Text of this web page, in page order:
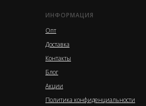
ИНФОРМАЦИЯ
Опт
Доставка
Контакты
Блог
Акции
Политика конфиденциальности